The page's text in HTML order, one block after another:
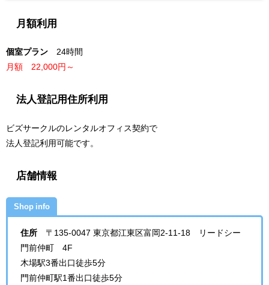
月額利用
個室プラン 24時間
月額 22,000円～
法人登記用住所利用
ビズサークルのレンタルオフィス契約で
法人登記利用可能です。
店舗情報
Shop info
住所 〒135-0047 東京都江東区富岡2-11-18 リードシー
門前仲町 4F
木場駅3番出口徒歩5分
門前仲町駅1番出口徒歩5分